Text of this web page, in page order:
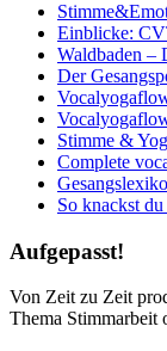
Einblicke:
Waldbaden –
Der
Stimme &
Complete
So knackst
Aufgepasst!
Von Zeit zu Zeit
Thema Stimmarbeit